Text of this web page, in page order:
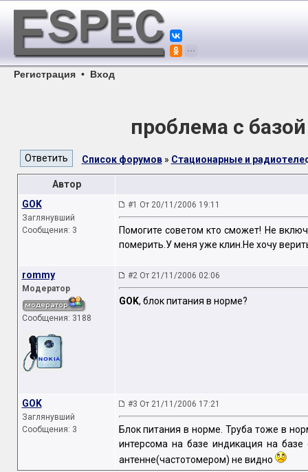
Регистрация • Вход
проблема с
Список форумов» Стационарные и
Автор
GOK
Заглянувший
Сообщения: 3
#1 От 20/11/2006 19:11
Помогите советом кто сможет! Не
померить.У меня уже клин.Не хочу
rommy
Модератор
Сообщения: 3188
#2 От 21/11/2006 02:06
GOK, блок питания в норме?
GOK
Заглянувший
Сообщения: 3
#3 От 21/11/2006 17:21
Блок питания в норме. Труба тоже в
интерсома на базе индикация на
антенне(частотомером) не видно